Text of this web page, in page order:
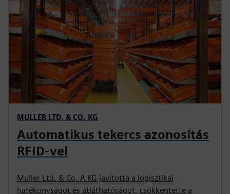
MULLER LTD. & CO. KG
Automatikus tekercs azonosítás
RFID-vel
Muller Ltd. & Co. A KG javította a logisztikai
hatékonyságot és átláthatóságot, csökkentette a